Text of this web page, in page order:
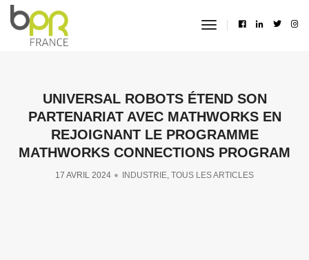
toggle
UNIVERSAL ROBOTS ÉTEND SON
PARTENARIAT AVEC MATHWORKS EN
REJOIGNANT LE PROGRAMME
MATHWORKS CONNECTIONS PROGRAM
17 AVRIL 2024 INDUSTRIE, TOUS LES ARTICLES